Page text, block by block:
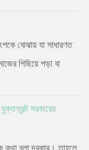
বোঝায় যা সাধারণত
পিছিয়ে পড়া বা
সরকারের